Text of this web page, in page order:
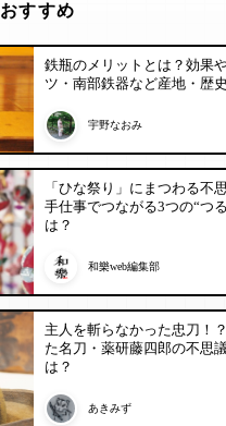
すすめ
鉄瓶のメリットとは？効果
ツ・南部鉄器など産地・歴
宇野なおみ
「ひな祭り」にまつわる不
手仕事でつながる3つの“つ
は？
和樂web編集部
主人を斬らなかった忠刀！
た名刀・薬研藤四郎の不思
は？
あきみず